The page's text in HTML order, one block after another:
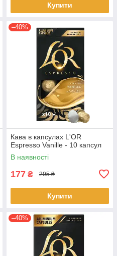
Купити
–40%
Кава в капсулах L'OR
Espresso Vanille - 10 капсул
В наявності
177 ₴ 295 ₴
Купити
–40%